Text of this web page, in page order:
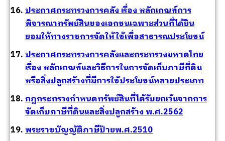
ประกาศกระทรวงการคลัง เรื่อง หลักเกณฑ์การ
พิจารณาทรัพย์สินของเอกชนเฉพาะส่วนที่ได้ยิน
ยอมให้ทางราชการจัดให้ใช้เพื่อสาธารณประโยชน์
ประกาศกระทรวงการคลังและกระทรวงมหาดไทย
เรื่อง หลักเกณฑ์และวิธีการในการจัดเก็บภาษีที่ดิน
หรือสิ่งปลูกสร้างที่มีการใช้ประโยชน์หลายประเภท
กฎกระทรวงกำหนดทรัพย์สินที่ได้รับยกเว้นจากการ
จัดเก็บภาษีที่ดินและสิ่งปลูกสร้าง พ.ศ.2562
พระราชบัญญัติภาษีป้ายพ.ศ.2510